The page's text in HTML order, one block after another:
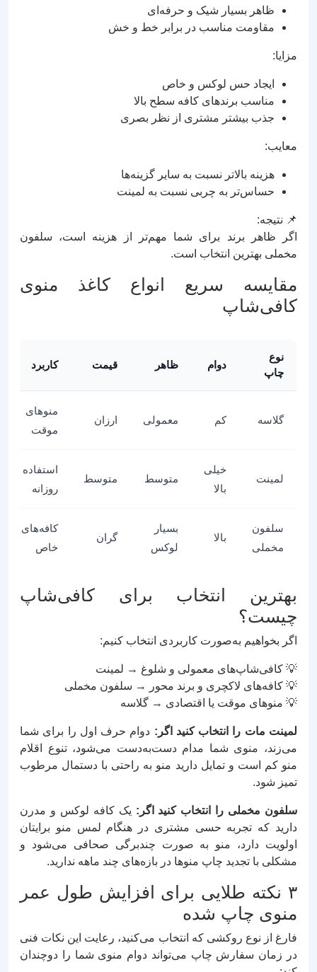
ظاهر بسیار شیک و حرفه‌ای
مقاومت مناسب در برابر خط و خش
مزایا:
ایجاد حس لوکس و خاص
مناسب برندهای کافه سطح بالا
جذب بیشتر مشتری از نظر بصری
معایب:
هزینه بالاتر نسبت به سایر گزینه‌ها
حساس‌تر به چربی نسبت به لمینت
📌 نتیجه:
اگر ظاهر برند برای شما مهم‌تر از هزینه است، سلفون
مخملی بهترین انتخاب است.
مقایسه سریع انواع کاغذ منوی
کافی‌شاپ
نوع
چاپ
دوام ظاهر قیمت کاربرد
گلاسه کم معمولی ارزان
منوهای
موقت
لمینت
خیلی
بالا
متوسط متوسط
استفاده
روزانه
سلفون
مخملی
بالا
بسیار
لوکس
گران
کافه‌های
خاص
بهترین انتخاب برای کافی‌شاپ
چیست؟
اگر بخواهیم به‌صورت کاربردی انتخاب کنیم:
💡 کافی‌شاپ‌های معمولی و شلوغ → لمینت
💡 کافه‌های لاکچری و برند محور → سلفون مخملی
💡 منوهای موقت یا اقتصادی → گلاسه
لمینت مات را انتخاب کنید اگر: دوام حرف اول را برای شما
می‌زند، منوی شما مدام دست‌به‌دست می‌شود، تنوع اقلام
منو کم است و تمایل دارید منو به راحتی با دستمال مرطوب
تمیز شود.
سلفون مخملی را انتخاب کنید اگر: یک کافه لوکس و مدرن
دارید که تجربه حسی مشتری در هنگام لمس منو برایتان
اولویت دارد، منو به صورت چندبرگی صحافی می‌شود و
مشکلی با تجدید چاپ منوها در بازه‌های چند ماهه ندارید.
۳ نکته طلایی برای افزایش طول عمر
منوی چاپ شده
فارغ از نوع روکشی که انتخاب می‌کنید، رعایت این نکات فنی
در زمان سفارش چاپ می‌تواند دوام منوی شما را دوچندان